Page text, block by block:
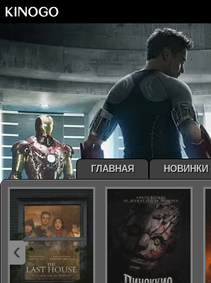
ГЛАВНАЯ НОВИНКИ
‹